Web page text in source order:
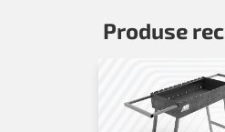
Produse